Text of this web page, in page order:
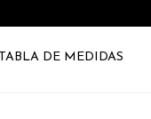
TABLA DE MEDIDAS